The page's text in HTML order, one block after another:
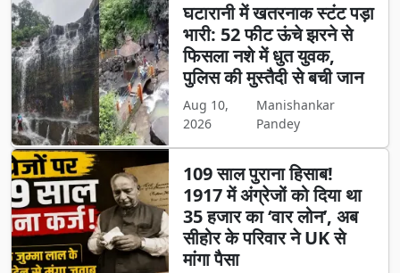
घटारानी में खतरनाक स्टंट पड़ा
भारी: 52 फीट ऊंचे झरने से
फिसला नशे में धुत युवक,
पुलिस की मुस्तैदी से बची जान
Aug 10,
2026
Manishankar
Pandey
109 साल पुराना हिसाब!
1917 में अंग्रेजों को दिया था
35 हजार का ‘वार लोन’, अब
सीहोर के परिवार ने UK से
मांगा पैसा